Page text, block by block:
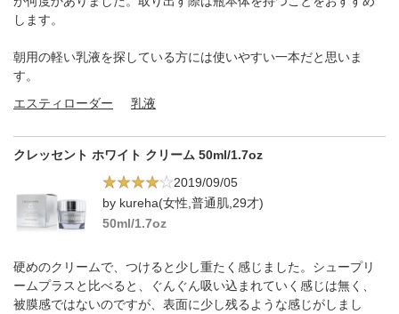
します。
朝用の軽い乳液を探している方には使いやすい一本だと思いま
す。
エスティローダー
乳液
クレッセント ホワイト クリーム 50ml/1.7oz
2019/09/05
by kureha(女性,普通肌,29才)
50ml/1.7oz
硬めのクリームで、つけると少し重たく感じました。シュープリ
ームプラスと比べると、ぐんぐん吸い込まれていく感じは無く、
被膜感ではないのですが、表面に少し残るような感じがしまし